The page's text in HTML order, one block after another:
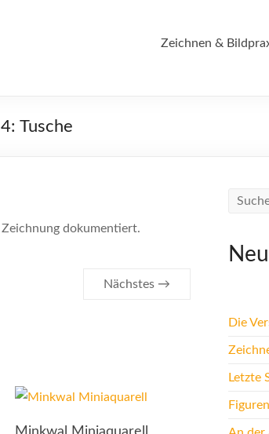
Zeichnen &
Tusche
dokumentiert.
Nächstes →
Die
Letzte